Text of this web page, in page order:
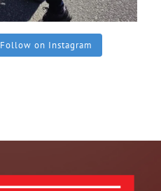
Follow on Instagram